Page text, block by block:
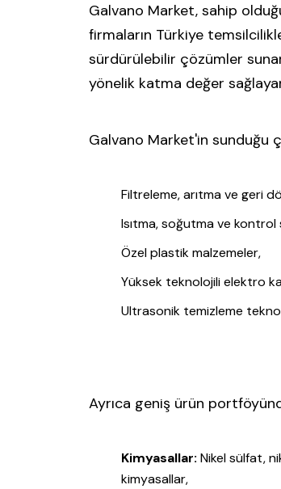
Galvano Market, sahip
firmaların Türkiye
sürdürülebilir çözümler
yönelik katma değer
Galvano Market'in sunduğu
Filtreleme, arıtma ve geri
Isıtma, soğutma ve kontrol
Özel plastik malzemeler,
Yüksek teknolojili elektro
Ultrasonik temizleme
Ayrıca geniş ürün
Kimyasallar: Nikel sülfat,
kimyasallar,